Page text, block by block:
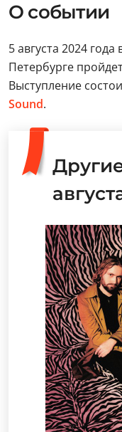
О событии
5 августа 2024 года
Петербурге
Выступление
Sound.